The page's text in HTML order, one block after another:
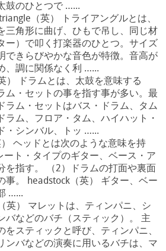
鼓のひとつで …...
（英） トライアングルとは、
三角形に曲げ、ひもで吊し、同じ材
ー）で叩く打楽器のひとつ。サイズ
できらびやかな音色が特徴。音高が
、調に関係なく利 …...
） ドラムとは、太鼓を意味する
ム・セットの事を指す事が多い。最
ラム・セットはバス・ドラム、タム
ラム、フロア・タム、ハイハット・
・シンバル、トッ …...
ヘッドとは次のような意味を持
ート・タイプのギター、ベース・ア
を指す。 （2）ドラムの打面や裏面
事。 headstock（英） ギター、ベー
…...
英） マレットは、ティンパニ、シ
バなどのバチ（スティック）。 主
をスティックと呼び、ティンパニ、
ンバなどの演奏に用いるバチは、マ